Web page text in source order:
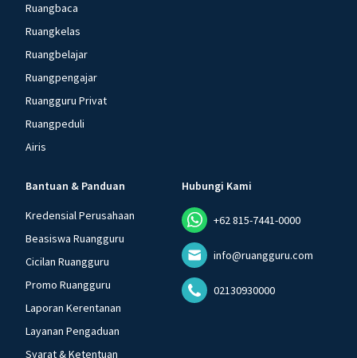
Ruangbaca
Ruangkelas
Ruangbelajar
Ruangpengajar
Ruangguru Privat
Ruangpeduli
Airis
Bantuan & Panduan
Kredensial Perusahaan
Beasiswa Ruangguru
Cicilan Ruangguru
Promo Ruangguru
Laporan Kerentanan
Layanan Pengaduan
Syarat & Ketentuan
Hubungi Kami
+62 815-7441-0000
info@ruangguru.com
02130930000